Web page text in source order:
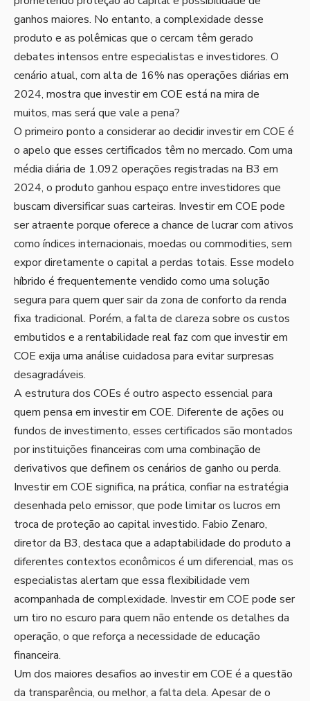
ganhos maiores. No entanto, a complexidade desse
produto e as polêmicas que o cercam têm gerado
debates intensos entre especialistas e investidores. O
cenário atual, com alta de 16% nas operações diárias em
2024, mostra que investir em COE está na mira de
muitos, mas será que vale a pena?
O primeiro ponto a considerar ao decidir investir em COE é
o apelo que esses certificados têm no mercado. Com uma
média diária de 1.092 operações registradas na B3 em
2024, o produto ganhou espaço entre investidores que
buscam diversificar suas carteiras. Investir em COE pode
ser atraente porque oferece a chance de lucrar com ativos
como índices internacionais, moedas ou commodities, sem
expor diretamente o capital a perdas totais. Esse modelo
híbrido é frequentemente vendido como uma solução
segura para quem quer sair da zona de conforto da renda
fixa tradicional. Porém, a falta de clareza sobre os custos
embutidos e a rentabilidade real faz com que investir em
COE exija uma análise cuidadosa para evitar surpresas
desagradáveis.
A estrutura dos COEs é outro aspecto essencial para
quem pensa em investir em COE. Diferente de ações ou
fundos de investimento, esses certificados são montados
por instituições financeiras com uma combinação de
derivativos que definem os cenários de ganho ou perda.
Investir em COE significa, na prática, confiar na estratégia
desenhada pelo emissor, que pode limitar os lucros em
troca de proteção ao capital investido. Fabio Zenaro,
diretor da B3, destaca que a adaptabilidade do produto a
diferentes contextos econômicos é um diferencial, mas os
especialistas alertam que essa flexibilidade vem
acompanhada de complexidade. Investir em COE pode ser
um tiro no escuro para quem não entende os detalhes da
operação, o que reforça a necessidade de educação
financeira.
Um dos maiores desafios ao investir em COE é a questão
da transparência, ou melhor, a falta dela. Apesar de o